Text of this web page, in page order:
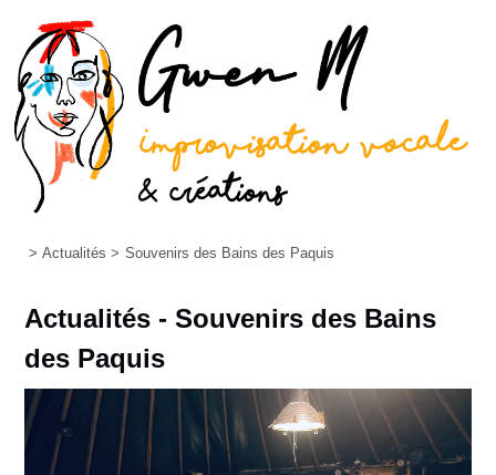
> Actualités > Souvenirs des Bains des Paquis
Actualités - Souvenirs des Bains
des Paquis